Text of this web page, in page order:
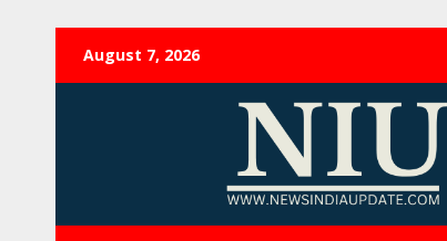
August 7, 2026